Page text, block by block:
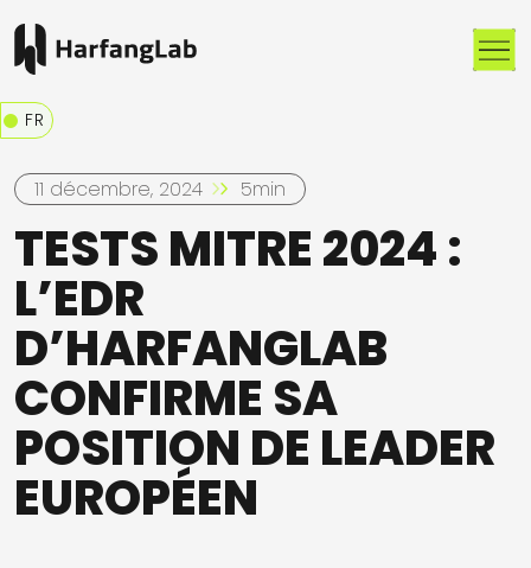
FR
11 décembre, 2024 5min
TESTS MITRE 2024 :
L’EDR
D’HARFANGLAB
CONFIRME SA
POSITION DE LEADER
EUROPÉEN